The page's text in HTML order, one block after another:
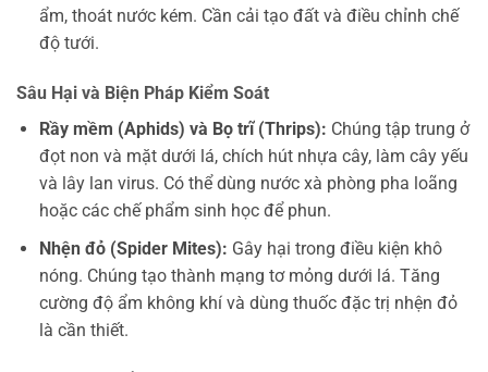
ẩm, thoát nước kém. Cần cải tạo đất và điều chỉnh chế
độ tưới.
Sâu Hại và Biện Pháp Kiểm Soát
Rầy mềm (Aphids) và Bọ trĩ (Thrips): Chúng tập trung ở
đọt non và mặt dưới lá, chích hút nhựa cây, làm cây yếu
và lây lan virus. Có thể dùng nước xà phòng pha loãng
hoặc các chế phẩm sinh học để phun.
Nhện đỏ (Spider Mites): Gây hại trong điều kiện khô
nóng. Chúng tạo thành mạng tơ mỏng dưới lá. Tăng
cường độ ẩm không khí và dùng thuốc đặc trị nhện đỏ
là cần thiết.